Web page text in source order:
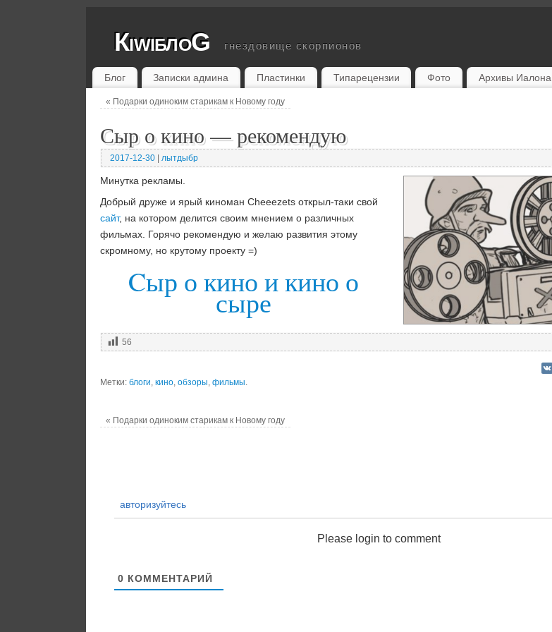
КiwiблоG гнездовище скорпионов
Блог Записки админа Пластинки Типарецензии Фото Архивы Иалона
« Подарки одиноким старикам к Новому году
Сыр о кино — рекомендую
2017-12-30 | лытдыбр
Минутка рекламы.
Добрый друже и ярый киноман Cheeezets открыл-таки свой
сайт, на котором делится своим мнением о различных
фильмах. Горячо рекомендую и желаю развития этому
скромному, но крутому проекту =)
Cыр о кино и кино о
сыре
56
Метки: блоги, кино, обзоры, фильмы.
« Подарки одиноким старикам к Новому году
авторизуйтесь
Please login to comment
0 КОММЕНТАРИЙ